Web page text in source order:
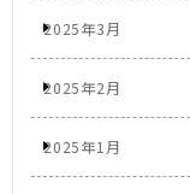
2025年3月
2025年2月
2025年1月